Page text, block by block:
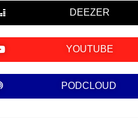
DEEZER
YOUTUBE
PODCLOUD